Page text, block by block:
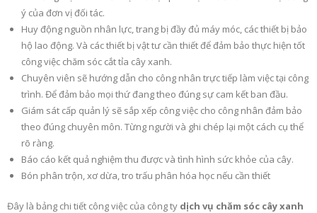
ý của đơn vị đối tác.
Huy động nguồn nhân lực, trang bị đầy đủ máy móc, các thiết bị bảo
hộ lao động. Và các thiết bị vật tư cần thiết để đảm bảo thực hiện tốt
công việc chăm sóc cắt tỉa cây xanh.
Chuyên viên sẽ hướng dẫn cho công nhân trực tiếp làm việc tại công
trình. Để đảm bảo mọi thứ đang theo đúng sự cam kết ban đầu.
Giám sát cấp quản lý sẽ sắp xếp công việc cho công nhân đảm bảo
theo đúng chuyên môn. Từng người và ghi chép lại một cách cụ thể
rõ ràng.
Báo cáo kết quả nghiệm thu được và tình hình sức khỏe của cây.
Bón phân trộn, xơ dừa, tro trấu phân hóa học nếu cần thiết
Đây là bảng chi tiết công việc của công ty dịch vụ chăm sóc cây xanh